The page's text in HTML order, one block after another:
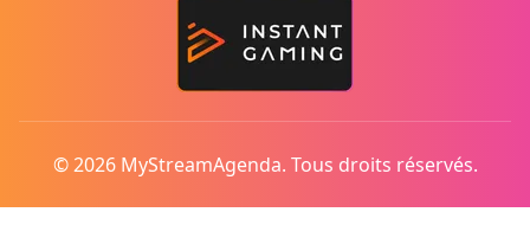
© 2026 MyStreamAgenda. Tous droits réservés.